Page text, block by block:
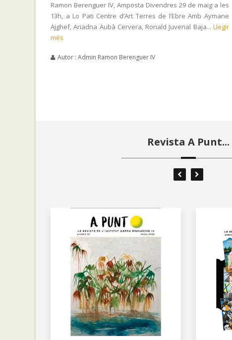
Ramon Berenguer IV, Amposta Divendres 29 de maig a les
13h, a Lo Pati Centre d’Art Terres de l’Ebre Amb Aymane
Ajghef, Ariadna Aubà Cervera, Ronald Juvenal Baja... Llegir
més
Autor : Admin Ramon Berenguer IV
Revista A Punt...